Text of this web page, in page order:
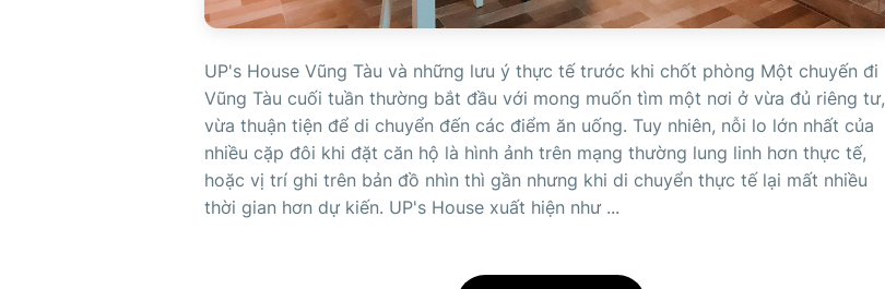
UP's House Vũng Tàu và những lưu ý thực tế trước khi chốt phòng Một chuyến đi
Vũng Tàu cuối tuần thường bắt đầu với mong muốn tìm một nơi ở vừa đủ riêng tư,
vừa thuận tiện để di chuyển đến các điểm ăn uống. Tuy nhiên, nỗi lo lớn nhất của
nhiều cặp đôi khi đặt căn hộ là hình ảnh trên mạng thường lung linh hơn thực tế,
hoặc vị trí ghi trên bản đồ nhìn thì gần nhưng khi di chuyển thực tế lại mất nhiều
thời gian hơn dự kiến. UP's House xuất hiện như ...